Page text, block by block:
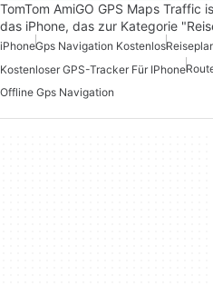
TomTom AmiGO GPS Maps Traffic
das iPhone, das zur Kategorie
iPhoneGps Navigation Kostenlos
Kostenloser GPS-Tracker Für IPhone
Offline Gps Navigation